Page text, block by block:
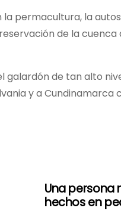
la permacultura, la
de la cuenca
de tan alto
y a
Una persona
hechos en